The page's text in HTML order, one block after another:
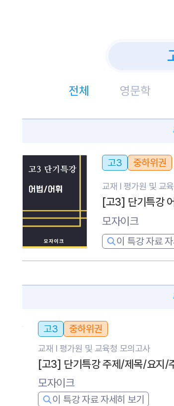
전체 영문학
고3 중하위권
교재 l 평가원 및 교
[고3] 단기특강
모자이크
이 특강 자료 자
고3 중하위권
교재 l 평가원 및 교육청 모의고사
[고3] 단기특강 주제/제목/요지/
모자이크
이 특강 자료 자세히 보기